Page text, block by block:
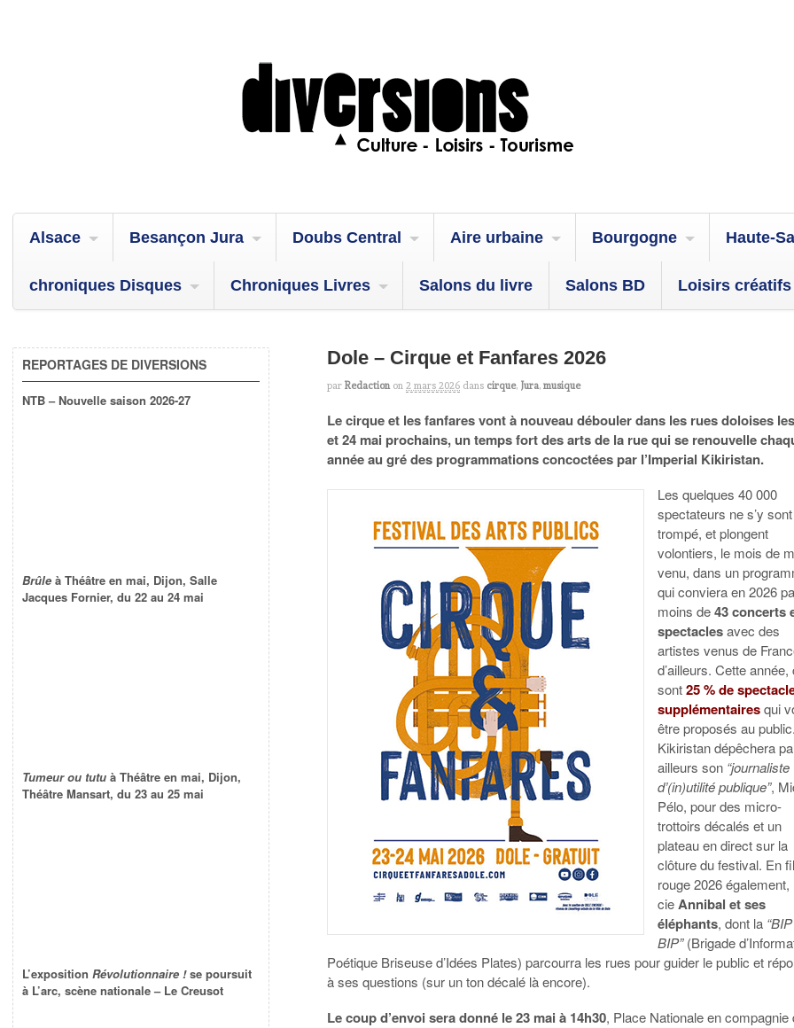
Alsace Besançon Jura Doubs Central Aire urbaine Bourgogne Haute-
chroniques Disques Chroniques Livres Salons du livre Salons BD Loisirs créatifs
Dole – Cirque et Fanfares 2026
par Redaction on 2 mars 2026 dans cirque, Jura,musique
Le cirque et les fanfares vont à nouveau débouler dans les rues doloises
et 24 mai prochains, un temps fort des arts de la rue qui se renouvelle
année au gré des programmations concoctées par l’Imperial Kikiristan.
Les quelques 40 000
spectateurs ne s’y
trompé, et plongent
volontiers, le mois de
venu, dans un
qui conviera en 2026
moins de43 concerts
spectaclesavec des
artistes venus de
d’ailleurs. Cette année,
sont25 % de
supplémentaires qui
être proposés au
Kikiristan dépêchera
ailleurs son “journaliste
d’(in)utilité publique”,
Pélo, pour des micro-
trottoirs décalés et un
plateau en direct sur la
clôture du festival. En fil
rouge 2026 également,
cieAnnibal et ses
éléphants, dont la “BIP
BIP”(Brigade
Poétique Briseuse d’Idées Plates) parcourra les rues pour guider le public et
à ses questions (sur un ton décalé là encore).
Le coup d’envoi sera donné le 23 mai à 14h30, Place Nationale en compagnie
REPORTAGES DE DIVERSIONS
NTB – Nouvelle saison 2026-27
Brûle à Théâtre en mai, Dijon, Salle
Jacques Fornier, du 22 au 24 mai
Tumeur ou tutu à Théâtre en mai, Dijon,
Théâtre Mansart, du 23 au 25 mai
L’exposition Révolutionnaire !se poursuit
à L’arc, scène nationale – Le Creusot